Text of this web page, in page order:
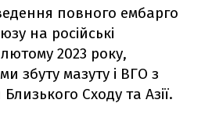
повного ембарго
на російські
2023 року,
збуту мазуту і ВГО з
Сходу та Азії.